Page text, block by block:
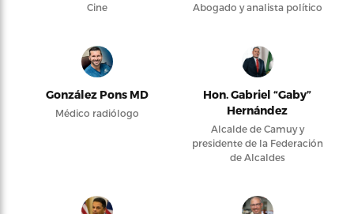
Cine Abogado y analista político
González Pons MD
Médico radiólogo
Hon. Gabriel “Gaby”
Hernández
Alcalde de Camuy y
presidente de la Federación
de Alcaldes